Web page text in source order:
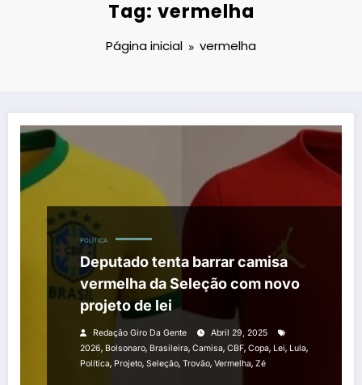
Tag: vermelha
Página inicial vermelha
POLÍTICA
Deputado tenta barrar camisa
vermelha da Seleção com novo
projeto de lei
Redação Giro Da Gente
Abril 29, 2025
2026, Bolsonaro, Brasileira, Camisa, CBF, Copa, Lei, Lula,
Política, Projeto, Seleção, Trovão, Vermelha, Zé